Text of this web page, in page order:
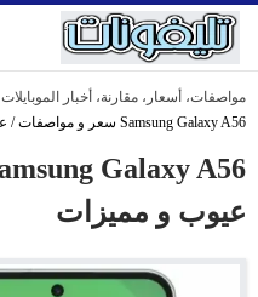
مواصفات، أسعار، مقارنة، أخبار الموبايلات
Samsung Galaxy A56 سعر و مواصفات / عيوب و مميزات
عيوب و مميزات